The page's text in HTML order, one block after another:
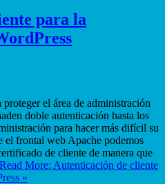
para la
el área de administración
doble autenticación hasta los
para hacer más difícil su
el frontal web Apache podemos
de cliente de manera que
Read More: Autenticación de cliente
»